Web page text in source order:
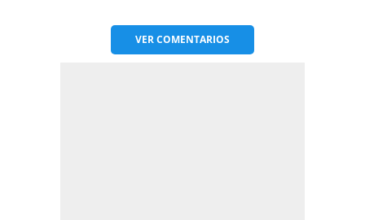
VERCOMENTARIOS